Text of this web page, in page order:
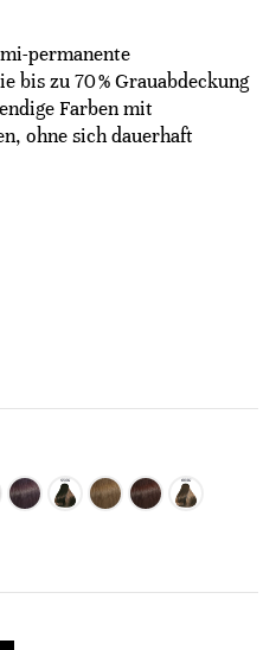
permanente
bis zu 70 % Grauabdeckung
Farben mit
ohne sich dauerhaft